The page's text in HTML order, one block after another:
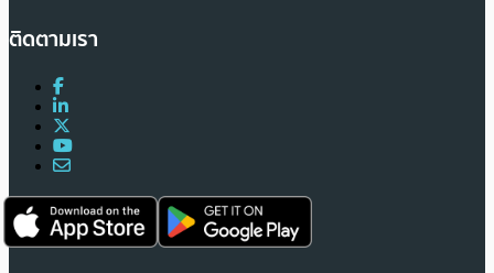
ติดตามเรา